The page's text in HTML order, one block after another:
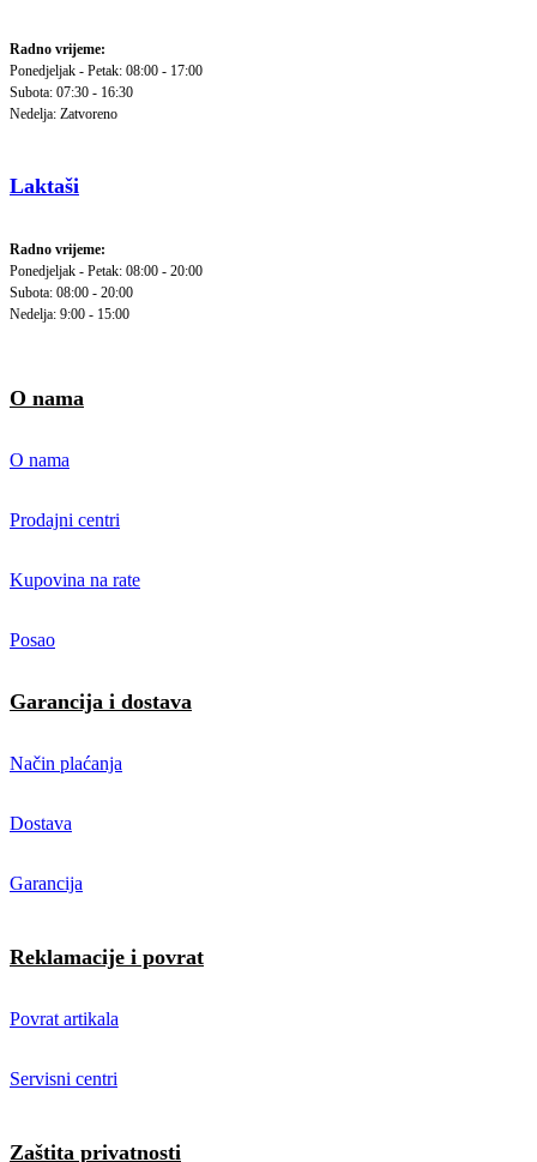
Radno vrijeme:
Ponedjeljak - Petak: 08:00 - 17:00
Subota: 07:30 - 16:30
Nedelja: Zatvoreno
Laktaši
Radno vrijeme:
Ponedjeljak - Petak: 08:00 - 20:00
Subota: 08:00 - 20:00
Nedelja: 9:00 - 15:00
O nama
O nama
Prodajni centri
Kupovina na rate
Posao
Garancija i dostava
Način plaćanja
Dostava
Garancija
Reklamacije i povrat
Povrat artikala
Servisni centri
Zaštita privatnosti